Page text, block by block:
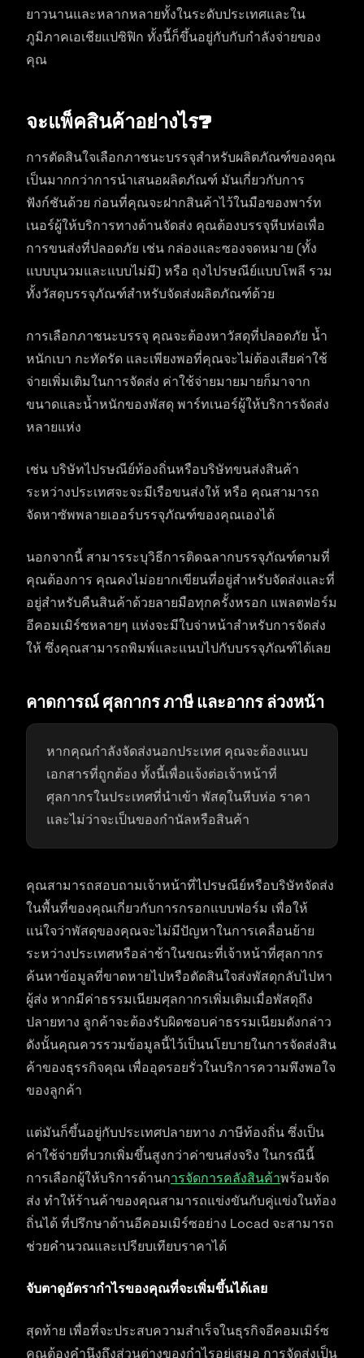
ยาวนานและหลากหลายทั้งในระดับประเทศและใน
ภูมิภาคเอเชียแปซิฟิก ทั้งนี้ก็ขึ้นอยู่กับกับกำลังจ่ายของ
คุณ
จะแพ็คสินค้าอย่างไร?
การตัดสินใจเลือกภาชนะบรรจุสำหรับผลิตภัณฑ์ของคุณ
เป็นมากกว่าการนำเสนอผลิตภัณฑ์ มันเกี่ยวกับการ
ฟังก์ชันด้วย ก่อนที่คุณจะฝากสินค้าไว้ในมือของพาร์ท
เนอร์ผู้ให้บริการทางด้านจัดส่ง คุณต้องบรรจุหีบห่อเพื่อ
การขนส่งที่ปลอดภัย เช่น กล่องและซองจดหมาย (ทั้ง
แบบบุนวมและแบบไม่มี) หรือ ถุงไปรษณีย์แบบโพลี รวม
ทั้งวัสดุบรรจุภัณฑ์สำหรับจัดส่งผลิตภัณฑ์ด้วย
การเลือกภาชนะบรรจุ คุณจะต้องหาวัสดุที่ปลอดภัย น้ำ
หนักเบา กะทัดรัด และเพียงพอที่คุณจะไม่ต้องเสียค่าใช้
จ่ายเพิ่มเติมในการจัดส่ง ค่าใช้จ่ายมายมายก็มาจาก
ขนาดและน้ำหนักของพัสดุ พาร์ทเนอร์ผู้ให้บริการจัดส่ง
หลายแห่ง
เช่น บริษัทไปรษณีย์ท้องถิ่นหรือบริษัทขนส่งสินค้า
ระหว่างประเทศจะจะมีเรือขนส่งให้ หรือ คุณสามารถ
จัดหาซัพพลายเออร์บรรจุภัณฑ์ของคุณเองได้
นอกจากนี้ สามารระบุวิธีการติดฉลากบรรจุภัณฑ์ตามที่
คุณต้องการ คุณคงไม่อยากเขียนที่อยู่สำหรับจัดส่งและที่
อยู่สำหรับคืนสินค้าด้วยลายมือทุกครั้งหรอก แพลตฟอร์ม
อีคอมเมิร์ซหลายๆ แห่งจะมีใบจ่าหน้าสำหรับการจัดส่ง
ให้ ซึ่งคุณสามารถพิมพ์และแนบไปกับบรรจุภัณฑ์ได้เลย
คาดการณ์ ศุลกากร ภาษี และอากร ล่วงหน้า
หากคุณกำลังจัดส่งนอกประเทศ คุณจะต้องแนบ
เอกสารที่ถูกต้อง ทั้งนี้เพื่อแจ้งต่อเจ้าหน้าที่
ศุลกากรในประเทศที่นำเข้า พัสดุในหีบห่อ ราคา
และไม่ว่าจะเป็นของกำนัลหรือสินค้า
คุณสามารถสอบถามเจ้าหน้าที่ไปรษณีย์หรือบริษัทจัดส่ง
ในพื้นที่ของคุณเกี่ยวกับการกรอกแบบฟอร์ม เพื่อให้
แน่ใจว่าพัสดุของคุณจะไม่มีปัญหาในการเคลื่อนย้าย
ระหว่างประเทศหรือล่าช้าในขณะที่เจ้าหน้าที่ศุลกากร
ค้นหาข้อมูลที่ขาดหายไปหรือตัดสินใจส่งพัสดุกลับไปหา
ผู้ส่ง หากมีค่าธรรมเนียมศุลกากรเพิ่มเติมเมื่อพัสดุถึง
ปลายทาง ลูกค้าจะต้องรับผิดชอบค่าธรรมเนียมดังกล่าว
ดังนั้นคุณควรรวมข้อมูลนี้ไว้เป็นนโยบายในการจัดส่งสิน
ค้าของธุรรกิจคุณ เพื่ออุดรอยรั่วในบริการความพึงพอใจ
ของลูกค้า
แต่มันก็ขึ้นอยู่กับประเทศปลายทาง ภาษีท้องถิ่น ซึ่งเป็น
ค่าใช้จ่ายที่บวกเพิ่มขึ้นสูงกว่าค่าขนส่งจริง ในกรณีนี้
การเลือกผู้ให้บริการด้านการจัดการคลังสินค้าพร้อมจัด
ส่ง ทำให้ร้านค้าของคุณสามารถแข่งขันกับคู่เเข่งในท้อง
ถิ่นได้ ที่ปรึกษาด้านอีคอมเมิร์ซอย่าง Locad จะสามารถ
ช่วยคำนวณและเปรียบเทียบราคาได้
จับตาดูอัตรากำไรของคุณที่จะเพิ่มขึ้นได้เลย
สุดท้าย เพื่อที่จะประสบความสำเร็จในธุรกิจอีคอมเมิร์ซ
คุณต้องคำนึงถึงส่วนต่างของกำไรอยู่เสมอ การจัดส่งเป็น